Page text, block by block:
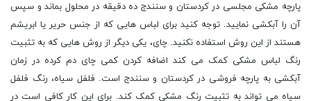
پارچه مشکی مجلسی در کردستان و سنندج ده دقیقه در محلول بماند و سپس
آن را آبکشی نمایید. توجه کنید برای لباس هایی که از جنس حریر یا ابریشم
هستند از این روش استفاده نکنید. چای، یکی دیگر از روش هایی که به تثبیت
رنگ لباس مشکی کمک می کند اضافه کردن کمی چای دم کرده در زمان
آبکشی به پارچه فروشی در کردستان و سنندج است. فلفل سیاه، رنگ فلفل
سیاه می تواند به تثبیت رنگ مشکی کمک کند. برای این کار کافی است در